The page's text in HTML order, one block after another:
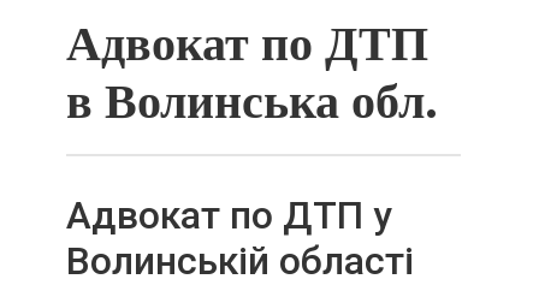
Адвокат по ДТП
в Волинська обл.
Адвокат по ДТП у
Волинській області